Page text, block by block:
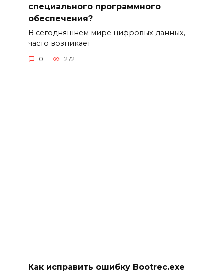
специального программного
обеспечения?
В сегодняшнем мире цифровых данных,
часто возникает
0 272
Как исправить ошибку Bootrec.exe